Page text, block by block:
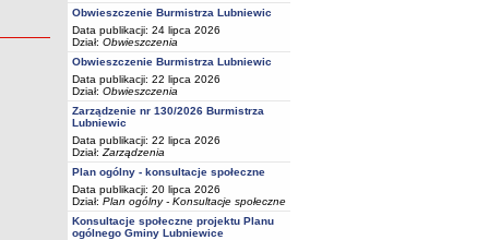
Obwieszczenie Burmistrza Lubniewic
Data publikacji: 24 lipca 2026
Dział: Obwieszczenia
Obwieszczenie Burmistrza Lubniewic
Data publikacji: 22 lipca 2026
Dział: Obwieszczenia
Zarządzenie nr 130/2026 Burmistrza
Lubniewic
Data publikacji: 22 lipca 2026
Dział: Zarządzenia
Plan ogólny - konsultacje społeczne
Data publikacji: 20 lipca 2026
Dział: Plan ogólny - Konsultacje społeczne
Konsultacje społeczne projektu Planu
ogólnego Gminy Lubniewice